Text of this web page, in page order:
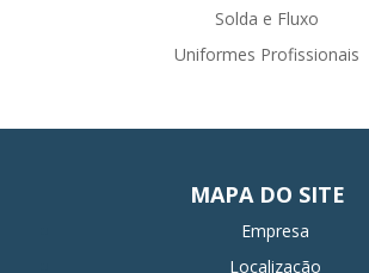
Solda e Fluxo
Uniformes Profissionais
MAPA DO SITE
Empresa
Localização